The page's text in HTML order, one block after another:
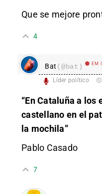
Que se mejore
4
Bat (@bat) EM
Líder político
“En Cataluña a los
castellano en el
la mochila”
Pablo Casado
7